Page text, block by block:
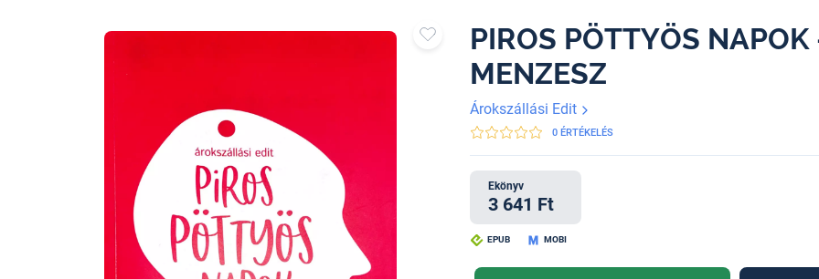
PIROS PÖTTYÖS
MENZESZ
Árokszállási Edit
0 ÉRTÉKELÉS
Ekönyv
3 641 Ft
EPUB MOBI